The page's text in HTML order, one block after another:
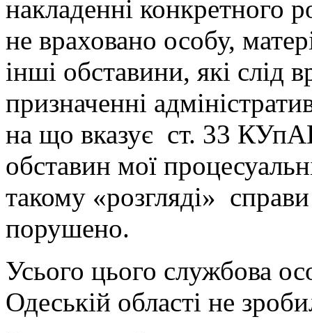
накладенні конкретного
не враховано особу,
інші обставини, які слід
призначенні
на що вказує ст. 33
обставин мої
такому «розгляді»
порушено.
Усього цього службова
Одеській області не